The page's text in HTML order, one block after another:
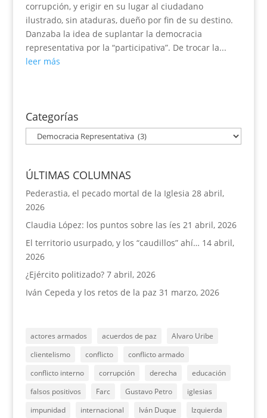
corrupción, y erigir en su lugar al ciudadano
ilustrado, sin ataduras, dueño por fin de su destino.
Danzaba la idea de suplantar la democracia
representativa por la “participativa”. De trocar la...
leer más
Categorías
Categorías
ÚLTIMAS COLUMNAS
Pederastia, el pecado mortal de la Iglesia 28 abril,
2026
Claudia López: los puntos sobre las íes 21 abril, 2026
El territorio usurpado, y los “caudillos” ahí… 14 abril,
2026
¿Ejército politizado? 7 abril, 2026
Iván Cepeda y los retos de la paz 31 marzo, 2026
actores armados acuerdos de paz
Alvaro Uribe
clientelismo
conflicto
conflicto armado
conflicto interno
corrupción derecha
educación
falsos positivos
Farc Gustavo Petro
iglesias
impunidad
internacional Iván Duque Izquierda